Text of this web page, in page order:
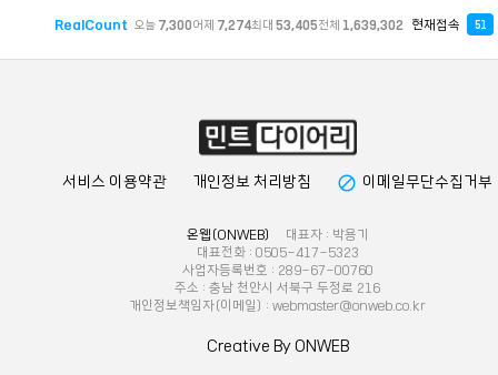
RealCount 오늘 7,300어제 7,274최대 53,405전체 1,639,302 현재접속 51
서비스 이용약관 개인정보 처리방침 block 이메일무단수집거부
온웹(ONWEB)
대표자 : 박용기
대표전화 : 0505-417-5323
사업자등록번호 : 289-67-00760
주소 : 충남 천안시 서북구 두정로 216
개인정보책임자(이메일) : webmaster@onweb.co.kr
Creative By ONWEB